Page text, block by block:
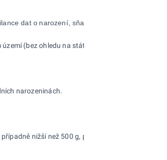
dat o narození, sňatcích, rozvodech, úmrtí a
(bez ohledu na státní příslušnost). Od
narozeninách.
nižší než 500 g, pokud přežije 24 hodin